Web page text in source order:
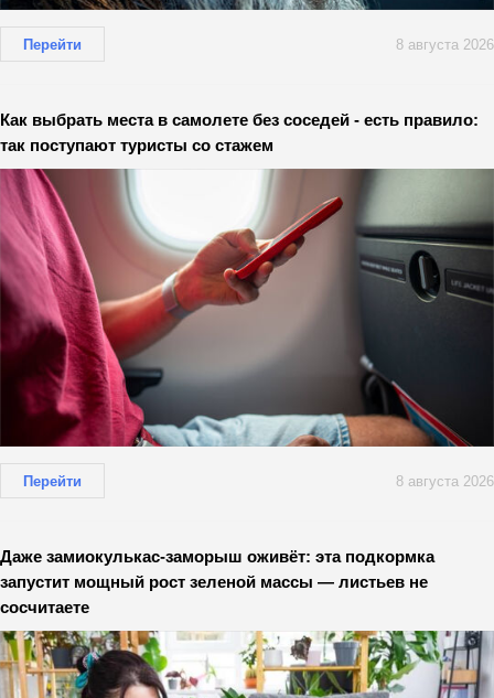
Перейти 8 августа 2026
Как выбрать места в самолете без соседей - есть правило:
так поступают туристы со стажем
Перейти 8 августа 2026
Даже замиокулькас-заморыш оживёт: эта подкормка
запустит мощный рост зеленой массы — листьев не
сосчитаете